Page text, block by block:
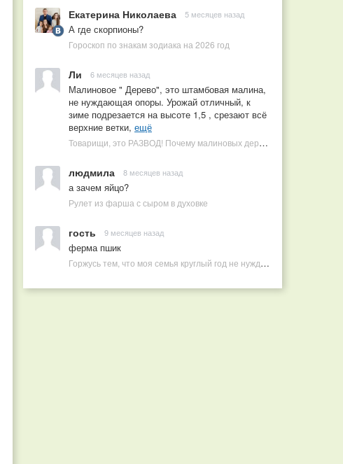
Екатерина Николаева 5 месяцев назад
А где скорпионы?
Гороскоп по знакам зодиака на 2026 год
Ли 6 месяцев назад
Малиновое " Дерево", это штамбовая малина,
не нуждающая опоры. Урожай отличный, к
зиме подрезается на высоте 1,5 , срезают всё
верхние ветки, ещё
Товарищи, это РАЗВОД! Почему малиновых деревьев не бывает, или Как ушлые продавцы наживаются на мечтах садоводов
людмила 8 месяцев назад
а зачем яйцо?
Рулет из фарша с сыром в духовке
гость 9 месяцев назад
ферма пшик
Горжусь тем, что моя семья круглый год не нуждается в покупных витаминах